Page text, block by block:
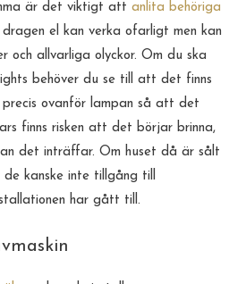
är det viktigt attanlita behöriga
el kan verka ofarligt men kan
och allvarliga olyckor. Om du ska
behöver du se till att det finns
ovanför lampan så att det
finns risken att det börjar brinna,
det inträffar. Om huset då är sålt
kanske inte tillgång till
har gått till.